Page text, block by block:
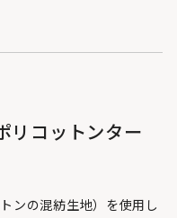
リコットンター
ンの混紡生地）を使用し